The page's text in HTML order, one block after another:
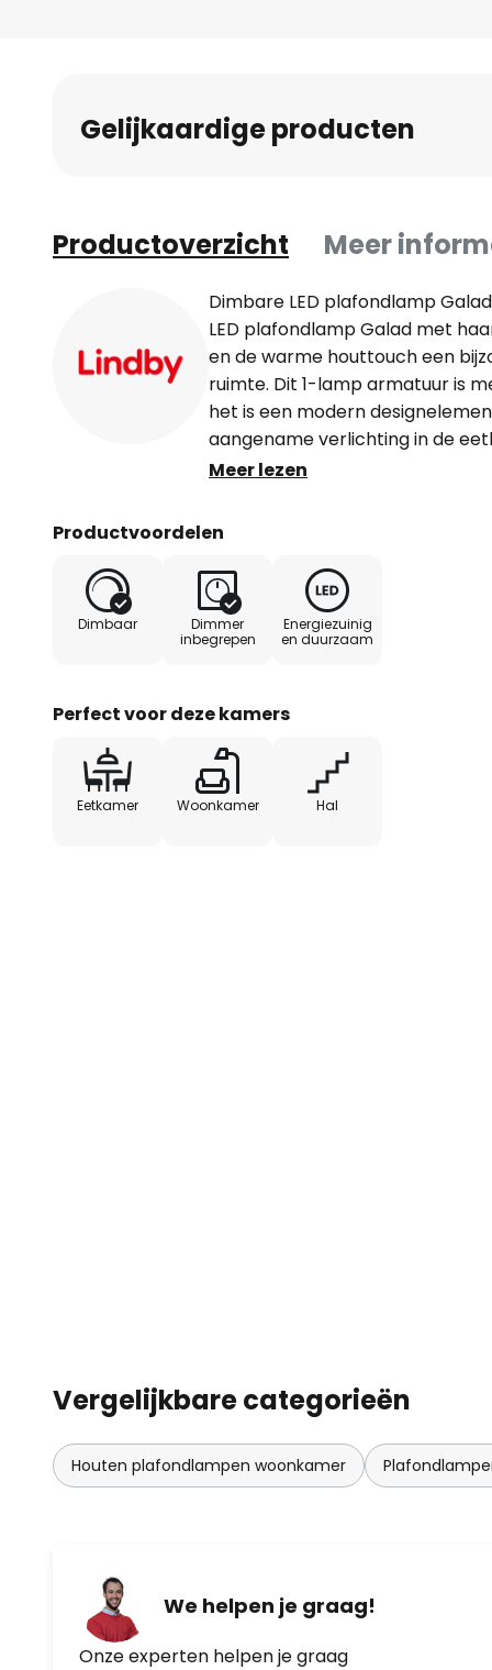
Gelijkaardige producten
Productoverzicht Meer
Dimbare LED plafondlamp
LED plafondlamp Galad met
en de warme houttouch een
ruimte. Dit 1-lamp armatuur is
het is een modern
aangename verlichting in de
hal. Met een wandschakelaar
op de schakelaar te drukken:
Meer lezen
Productvoordelen
Dimbaar
Dimmer
inbegrepen
Energiezuinig
en duurzaam
Perfect voor deze kamers
Eetkamer Woonkamer Hal
Vergelijkbare categorieën
Houten plafondlampen woonkamer
We helpen je graag!
Onze experten helpen je graag